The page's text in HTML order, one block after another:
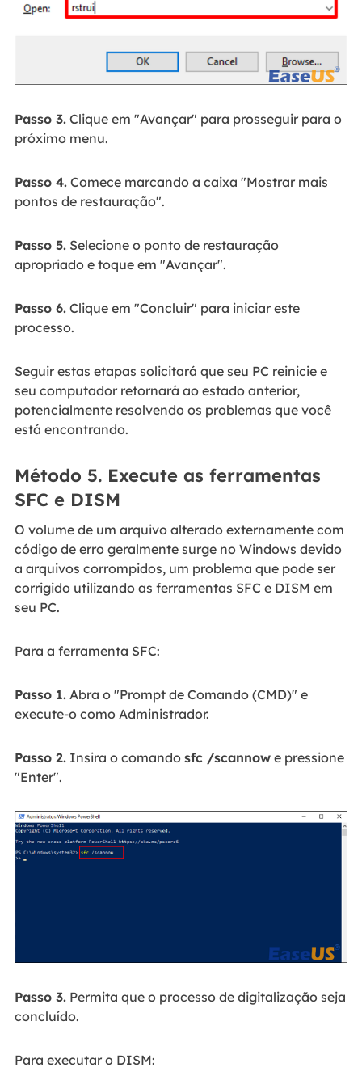
Passo 3.Clique em "Avançar" para prosseguir para o
próximo menu.
Passo 4.Comece marcando a caixa "Mostrar mais
pontos de restauração".
Passo 5.Selecione o ponto de restauração
apropriado e toque em "Avançar".
Passo 6.Clique em "Concluir" para iniciar este
processo.
Seguir estas etapas solicitará que seu PC reinicie e
seu computador retornará ao estado anterior,
potencialmente resolvendo os problemas que você
está encontrando.
Método 5. Execute as ferramentas
SFC e DISM
O volume de um arquivo alterado externamente com
código de erro geralmente surge no Windows devido
a arquivos corrompidos, um problema que pode ser
corrigido utilizando as ferramentas SFC e DISM em
seu PC.
Para a ferramenta SFC:
Passo 1.Abra o "Prompt de Comando (CMD)" e
execute-o como Administrador.
Passo 2.Insira o comando sfc /scannowe pressione
"Enter".
Passo 3.Permita que o processo de digitalização seja
concluído.
Para executar o DISM: